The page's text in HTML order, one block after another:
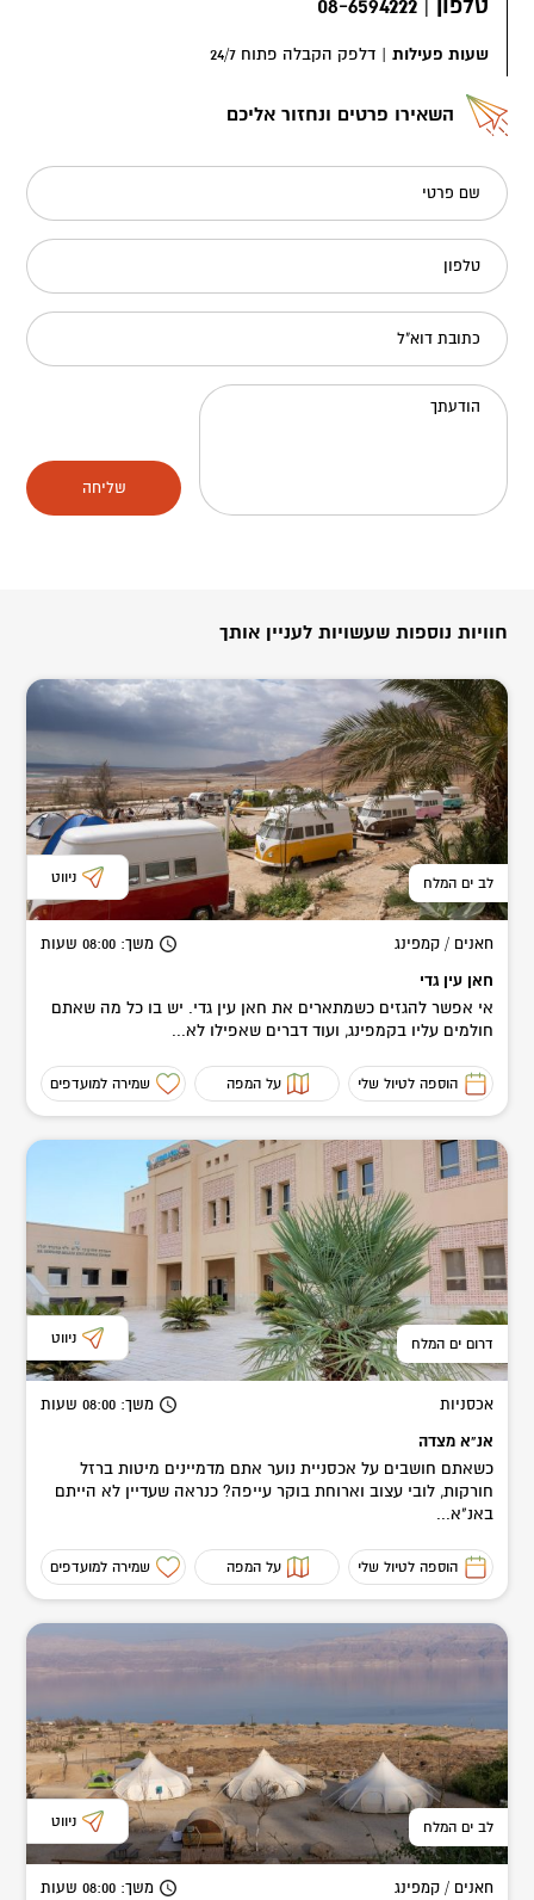
טלפון 08-6594222
שעות פעילות | דלפק הקבלה פתוח 24/7
השאירו פרטים ונחזור אליכם
שם פרטי
טלפון
כתובת דוא"ל
הודעתך
שליחה
חוויות נוספות שעשויות לעניין אותך
לב ים המלח ניווט
חאנים / קמפינג משך: 08:00 שעות
חאן עין גדי
אי אפשר להגזים כשמתארים את חאן עין גדי. יש בו כל מה שאתם
חולמים עליו בקמפינג, ועוד דברים שאפילו לא...
הוספה לטיול שלי על המפה שמירה למועדפים
דרום ים המלח ניווט
אכסניות משך: 08:00 שעות
אנ"א מצדה
כשאתם חושבים על אכסניית נוער אתם מדמיינים מיטות ברזל
חורקות, לובי עצוב וארוחת בוקר עייפה? כנראה שעדיין לא הייתם
באנ"א...
הוספה לטיול שלי על המפה שמירה למועדפים
לב ים המלח ניווט
חאנים / קמפינג משך: 08:00 שעות